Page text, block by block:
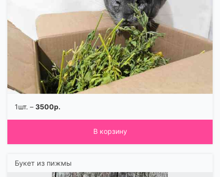
1шт. – 3500р.
В корзину
Букет из пижмы